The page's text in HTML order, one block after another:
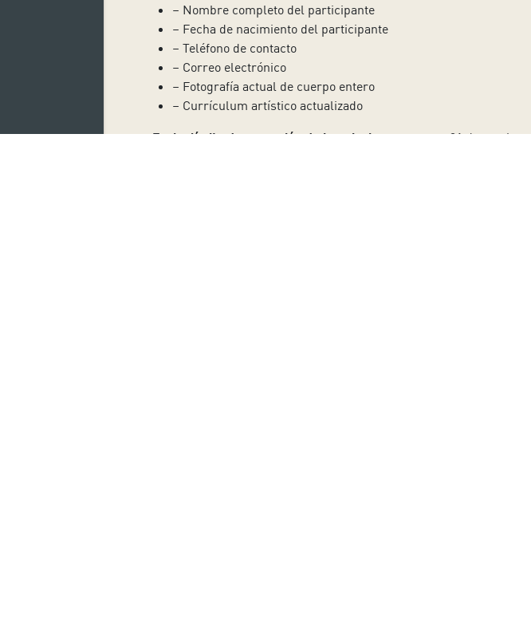
– Nombre completo del participante
– Fecha de nacimiento del participante
– Teléfono de contacto
– Correo electrónico
– Fotografía actual de cuerpo entero
– Currículum artístico actualizado
Fecha límite de recepción de inscripciones: martes 31 de octubre